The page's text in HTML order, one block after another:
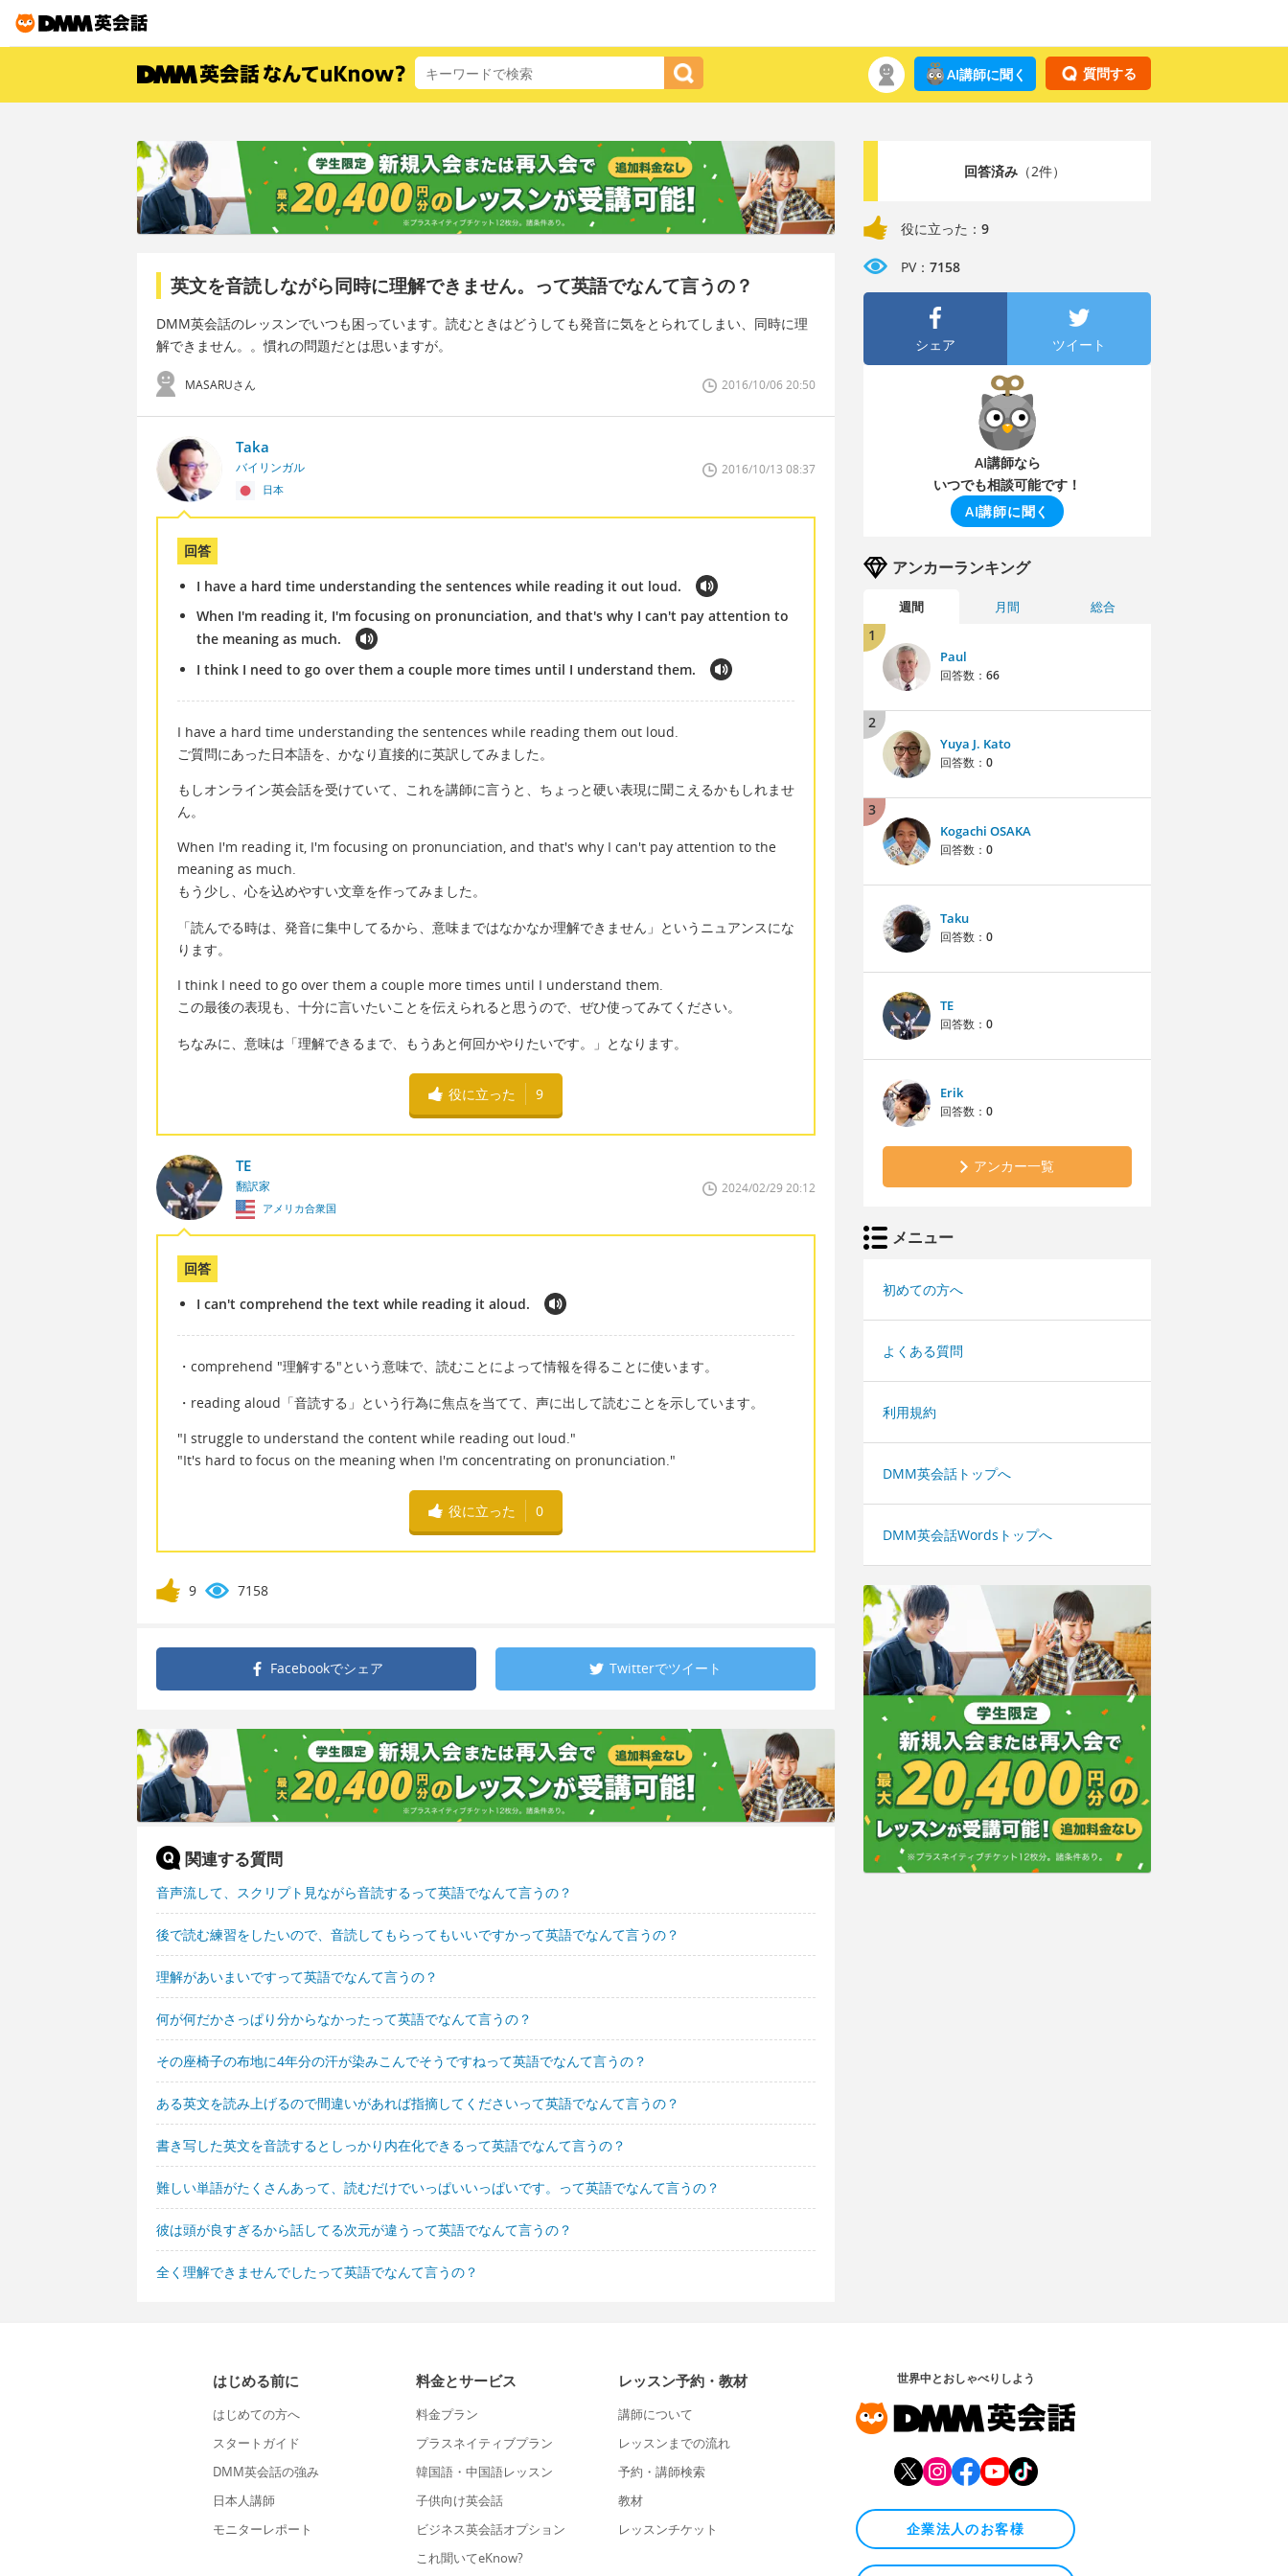
質問する
AI講師に聞く
英文を音読しながら同時に理解できません。って英語でなんて言うの？
DMM英会話のレッスンでいつも困っています。読むときはどうしても発音に気をとられてしまい、同時に理
解できません。。慣れの問題だとは思いますが。
MASARUさん 2016/10/06 20:50
Taka
バイリンガル
日本
2016/10/13 08:37
回答
I have a hard time understanding the sentences while reading it out loud.
When I'm reading it, I'm focusing on pronunciation, and that's why I can't pay attention to
the meaning as much.
I think I need to go over them a couple more times until I understand them.
I have a hard time understanding the sentences while reading them out loud.
ご質問にあった日本語を、かなり直接的に英訳してみました。
もしオンライン英会話を受けていて、これを講師に言うと、ちょっと硬い表現に聞こえるかもしれませ
ん。
When I'm reading it, I'm focusing on pronunciation, and that's why I can't pay attention to the
meaning as much.
もう少し、心を込めやすい文章を作ってみました。
「読んでる時は、発音に集中してるから、意味まではなかなか理解できません」というニュアンスにな
ります。
I think I need to go over them a couple more times until I understand them.
この最後の表現も、十分に言いたいことを伝えられると思うので、ぜひ使ってみてください。
ちなみに、意味は「理解できるまで、もうあと何回かやりたいです。」となります。
役に立った 9
TE
翻訳家
アメリカ合衆国
2024/02/29 20:12
回答
I can't comprehend the text while reading it aloud.
・comprehend "理解する"という意味で、読むことによって情報を得ることに使います。
・reading aloud「音読する」という行為に焦点を当てて、声に出して読むことを示しています。
"I struggle to understand the content while reading out loud."
"It's hard to focus on the meaning when I'm concentrating on pronunciation."
役に立った 0
9 7158
Facebookでシェア Twitterでツイート
関連する質問
音声流して、スクリプト見ながら音読するって英語でなんて言うの？
後で読む練習をしたいので、音読してもらってもいいですかって英語でなんて言うの？
理解があいまいですって英語でなんて言うの？
何が何だかさっぱり分からなかったって英語でなんて言うの？
その座椅子の布地に4年分の汗が染みこんでそうですねって英語でなんて言うの？
ある英文を読み上げるので間違いがあれば指摘してくださいって英語でなんて言うの？
書き写した英文を音読するとしっかり内在化できるって英語でなんて言うの？
難しい単語がたくさんあって、読むだけでいっぱいいっぱいです。って英語でなんて言うの？
彼は頭が良すぎるから話してる次元が違うって英語でなんて言うの？
全く理解できませんでしたって英語でなんて言うの？
回答済み（2件）
役に立った： 9
PV： 7158
シェア ツイート
AI講師なら
いつでも相談可能です！
AI講師に聞く
アンカーランキング
週間 月間 総合
1
Paul
回答数： 66
2
Yuya J. Kato
回答数： 0
3
Kogachi OSAKA
回答数： 0
Taku
回答数： 0
TE
回答数： 0
Erik
回答数： 0
アンカー一覧
メニュー
初めての方へ
よくある質問
利用規約
DMM英会話トップへ
DMM英会話Wordsトップへ
はじめる前に
はじめての方へ
スタートガイド
DMM英会話の強み
日本人講師
モニターレポート
料金とサービス
料金プラン
プラスネイティブプラン
韓国語・中国語レッスン
子供向け英会話
ビジネス英会話オプション
これ聞いてeKnow?
レッスン予約・教材
講師について
レッスンまでの流れ
予約・講師検索
教材
レッスンチケット
世界中とおしゃべりしよう
企業法人のお客様